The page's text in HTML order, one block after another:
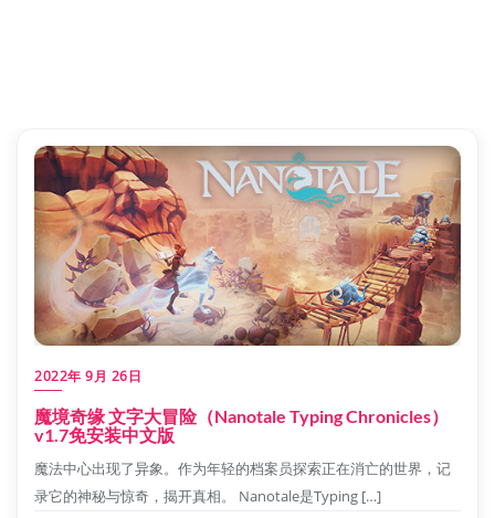
2022年 9月 26日
魔境奇缘 文字大冒险（Nanotale Typing Chronicles）
v1.7免安装中文版
魔法中心出现了异象。作为年轻的档案员探索正在消亡的世界，记
录它的神秘与惊奇，揭开真相。 Nanotale是Typing […]